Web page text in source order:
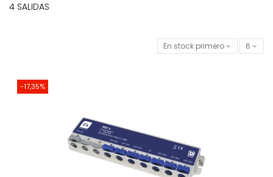
4 SALIDAS
En stock primero 6
-17,35%